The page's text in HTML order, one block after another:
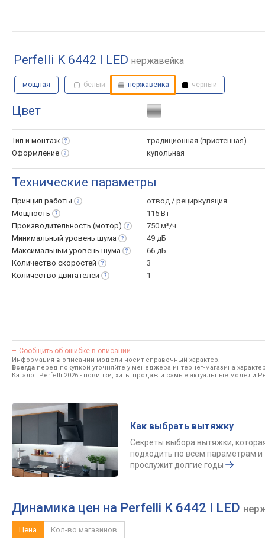
Perfelli K 6442 I LED нержавейка
мощная белый нержавейка черный
Цвет
Тип и монтаж
традиционная (пристенная)
Оформление
купольная
Технические параметры
Принцип работы
отвод / рециркуляция
Мощность
115 Вт
Производительность (мотор)
750 м³/ч
Минимальный уровень шума
49 дБ
Максимальный уровень шума
66 дБ
Количество скоростей
3
Количество двигателей 1
Сообщить об ошибке в описании
Информация в описании модели носит справочный характер.
Всегда перед покупкой уточняйте у менеджера интернет-магазина
Каталог Perfelli 2026 - новинки, хиты продаж и самые актуальные модели
Как выбрать вытяжку
Секреты выбора вытяжки,
подходить по всем параметрам и
прослужит долгие годы
Динамика цен на Perfelli K 6442 I LED
Цена Кол-во магазинов